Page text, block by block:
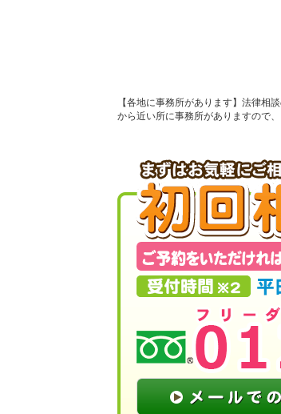
各地に事務所があります
法律相
から近い所に事務所がありますので